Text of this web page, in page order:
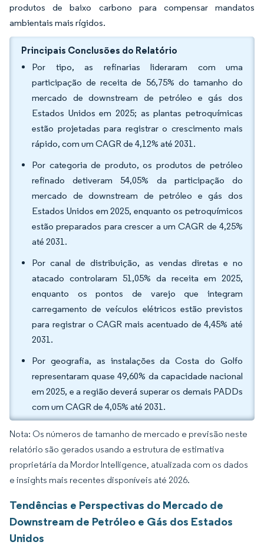
produtos de baixo carbono para compensar mandatos
ambientais mais rígidos.
Principais Conclusões do Relatório
Por tipo, as refinarias lideraram com uma
participação de receita de 56,75% do tamanho do
mercado de downstream de petróleo e gás dos
Estados Unidos em 2025; as plantas petroquímicas
estão projetadas para registrar o crescimento mais
rápido, com um CAGR de 4,12% até 2031.
Por categoria de produto, os produtos de petróleo
refinado detiveram 54,05% da participação do
mercado de downstream de petróleo e gás dos
Estados Unidos em 2025, enquanto os petroquímicos
estão preparados para crescer a um CAGR de 4,25%
até 2031.
Por canal de distribuição, as vendas diretas e no
atacado controlaram 51,05% da receita em 2025,
enquanto os pontos de varejo que integram
carregamento de veículos elétricos estão previstos
para registrar o CAGR mais acentuado de 4,45% até
2031.
Por geografia, as instalações da Costa do Golfo
representaram quase 49,60% da capacidade nacional
em 2025, e a região deverá superar os demais PADDs
com um CAGR de 4,05% até 2031.
Nota: Os números de tamanho de mercado e previsão neste
relatório são gerados usando a estrutura de estimativa
proprietária da Mordor Intelligence, atualizada com os dados
e insights mais recentes disponíveis até 2026.
Tendências e Perspectivas do Mercado de
Downstream de Petróleo e Gás dos Estados
Unidos